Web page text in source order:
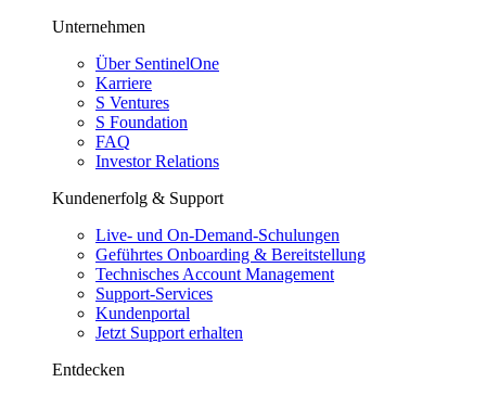
Unternehmen
Über SentinelOne
Karriere
S Ventures
S Foundation
FAQ
Investor Relations
Kundenerfolg & Support
Live- und On-Demand-Schulungen
Geführtes Onboarding & Bereitstellung
Technisches Account Management
Support-Services
Kundenportal
Jetzt Support erhalten
Entdecken